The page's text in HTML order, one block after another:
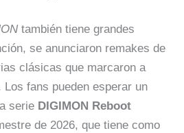
también tiene grandes
se anunciaron remakes de
clásicas que marcaron a
fans pueden esperar un
serie DIGIMON Reboot
de 2026, que tiene como